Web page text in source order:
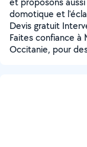
domotique et
Devis gratuit
Faites confiance à
Occitanie, pour